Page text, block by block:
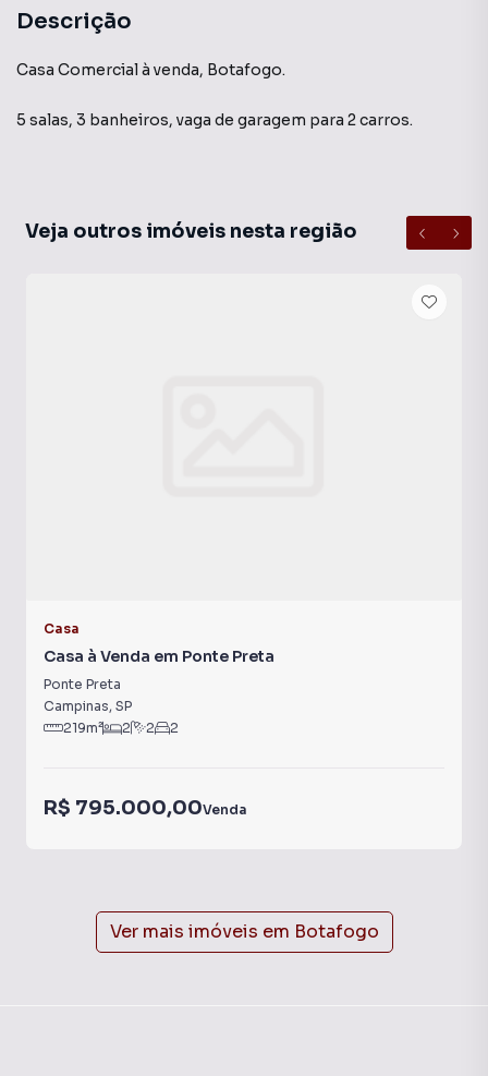
Descrição
Casa Comercial à venda, Botafogo.
5 salas, 3 banheiros, vaga de garagem para 2 carros.
Veja outros imóveis nesta região
Casa
Casa à Venda em Ponte Preta
Ponte Preta
Campinas, SP
219m² 2 2 2
R$ 795.000,00Venda
Ver mais imóveis em Botafogo